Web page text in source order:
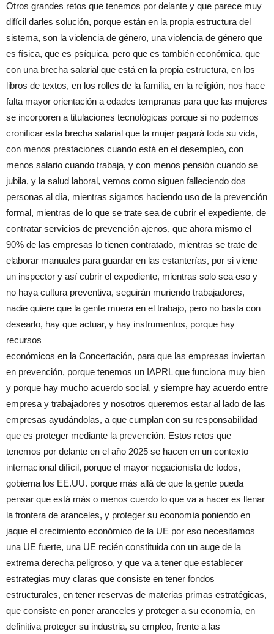
Otros grandes retos que tenemos por delante y que parece muy
difícil darles solución, porque están en la propia estructura del
sistema, son la violencia de género, una violencia de género que
es física, que es psíquica, pero que es también económica, que
con una brecha salarial que está en la propia estructura, en los
libros de textos, en los rolles de la familia, en la religión, nos hace
falta mayor orientación a edades tempranas para que las mujeres
se incorporen a titulaciones tecnológicas porque si no podemos
cronificar esta brecha salarial que la mujer pagará toda su vida,
con menos prestaciones cuando está en el desempleo, con
menos salario cuando trabaja, y con menos pensión cuando se
jubila, y la salud laboral, vemos como siguen falleciendo dos
personas al día, mientras sigamos haciendo uso de la prevención
formal, mientras de lo que se trate sea de cubrir el expediente, de
contratar servicios de prevención ajenos, que ahora mismo el
90% de las empresas lo tienen contratado, mientras se trate de
elaborar manuales para guardar en las estanterías, por si viene
un inspector y así cubrir el expediente, mientras solo sea eso y
no haya cultura preventiva, seguirán muriendo trabajadores,
nadie quiere que la gente muera en el trabajo, pero no basta con
desearlo, hay que actuar, y hay instrumentos, porque hay
recursos
económicos en la Concertación, para que las empresas inviertan
en prevención, porque tenemos un IAPRL que funciona muy bien
y porque hay mucho acuerdo social, y siempre hay acuerdo entre
empresa y trabajadores y nosotros queremos estar al lado de las
empresas ayudándolas, a que cumplan con su responsabilidad
que es proteger mediante la prevención. Estos retos que
tenemos por delante en el año 2025 se hacen en un contexto
internacional difícil, porque el mayor negacionista de todos,
gobierna los EE.UU. porque más allá de que la gente pueda
pensar que está más o menos cuerdo lo que va a hacer es llenar
la frontera de aranceles, y proteger su economía poniendo en
jaque el crecimiento económico de la UE por eso necesitamos
una UE fuerte, una UE recién constituida con un auge de la
extrema derecha peligroso, y que va a tener que establecer
estrategias muy claras que consiste en tener fondos
estructurales, en tener reservas de materias primas estratégicas,
que consiste en poner aranceles y proteger a su economía, en
definitiva proteger su industria, su empleo, frente a las